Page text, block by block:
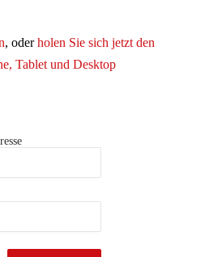
, oderholen Sie sich jetzt den
Tablet und Desktop